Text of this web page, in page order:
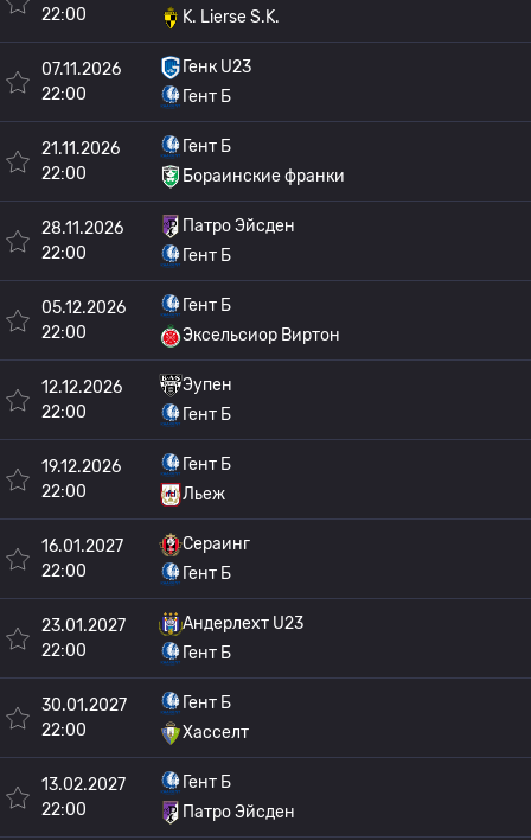
22:00 K. Lierse S.K.
07.11.2026
22:00
Генк U23
Гент Б
21.11.2026
22:00
Гент Б
Бораинские франки
28.11.2026
22:00
Патро Эйсден
Гент Б
05.12.2026
22:00
Гент Б
Эксельсиор Виртон
12.12.2026
22:00
Эупен
Гент Б
19.12.2026
22:00
Гент Б
Льеж
16.01.2027
22:00
Сераинг
Гент Б
23.01.2027
22:00
Андерлехт U23
Гент Б
30.01.2027
22:00
Гент Б
Хасселт
13.02.2027
22:00
Гент Б
Патро Эйсден